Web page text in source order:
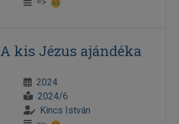
=>
A kis Jézus ajándéka
2024
2024/6
Kincs István